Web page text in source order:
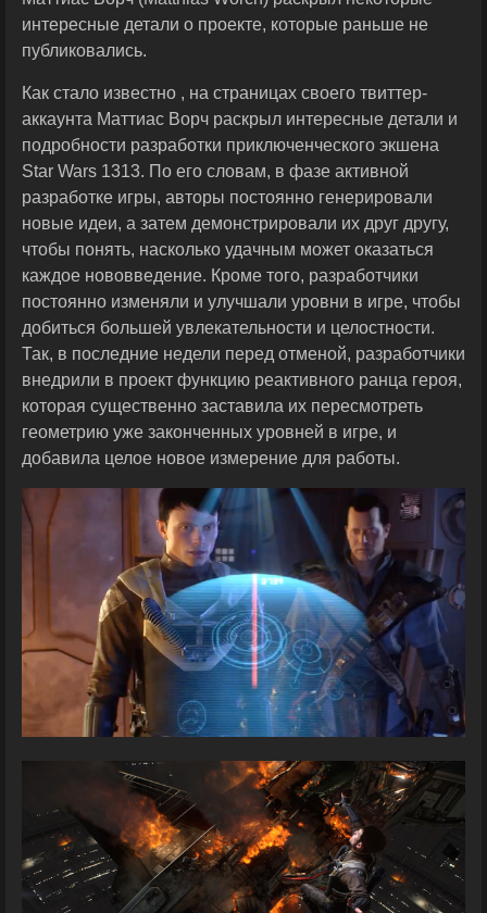
интересные детали о проекте, которые раньше не
публиковались.
Как стало известно , на страницах своего твиттер-
аккаунта Маттиас Ворч раскрыл интересные детали и
подробности разработки приключенческого экшена
Star Wars 1313. По его словам, в фазе активной
разработке игры, авторы постоянно генерировали
новые идеи, а затем демонстрировали их друг другу,
чтобы понять, насколько удачным может оказаться
каждое нововведение. Кроме того, разработчики
постоянно изменяли и улучшали уровни в игре, чтобы
добиться большей увлекательности и целостности.
Так, в последние недели перед отменой, разработчики
внедрили в проект функцию реактивного ранца героя,
которая существенно заставила их пересмотреть
геометрию уже законченных уровней в игре, и
добавила целое новое измерение для работы.